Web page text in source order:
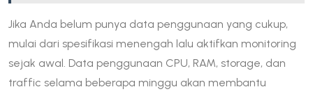
Jika Anda belum punya data penggunaan yang cukup,
mulai dari spesifikasi menengah lalu aktifkan monitoring
sejak awal. Data penggunaan CPU, RAM, storage, dan
traffic selama beberapa minggu akan membantu